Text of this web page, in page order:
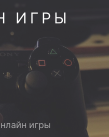
ИГРЫ
игры